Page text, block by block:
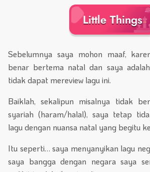
Little Things
Sebelumnya saya mohon maaf,
benar bertema natal dan saya
tidak dapat mereview lagu ini.
Baiklah, sekalipun misalnya tidak
syariah (haram/halal), saya tetap
lagu dengan nuansa natal yang begitu
Itu seperti… saya menyanyikan lagu
saya bangga dengan negara saya